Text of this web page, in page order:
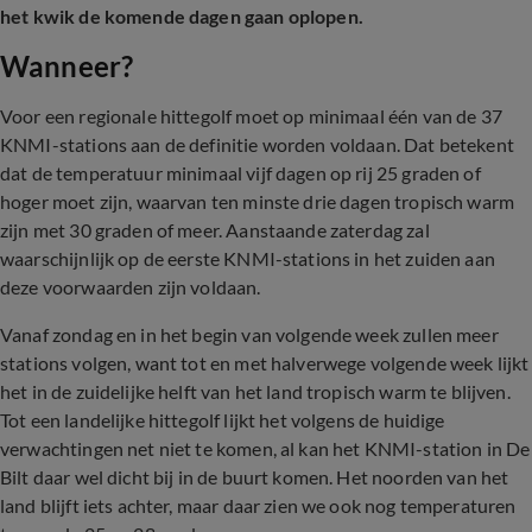
het kwik de komende dagen gaan oplopen.
Wanneer?
Voor een regionale hittegolf moet op minimaal één van de 37
KNMI-stations aan de definitie worden voldaan. Dat betekent
dat de temperatuur minimaal vijf dagen op rij 25 graden of
hoger moet zijn, waarvan ten minste drie dagen tropisch warm
zijn met 30 graden of meer. Aanstaande zaterdag zal
waarschijnlijk op de eerste KNMI-stations in het zuiden aan
deze voorwaarden zijn voldaan.
Vanaf zondag en in het begin van volgende week zullen meer
stations volgen, want tot en met halverwege volgende week lijkt
het in de zuidelijke helft van het land tropisch warm te blijven.
Tot een landelijke hittegolf lijkt het volgens de huidige
verwachtingen net niet te komen, al kan het KNMI-station in De
Bilt daar wel dicht bij in de buurt komen. Het noorden van het
land blijft iets achter, maar daar zien we ook nog temperaturen